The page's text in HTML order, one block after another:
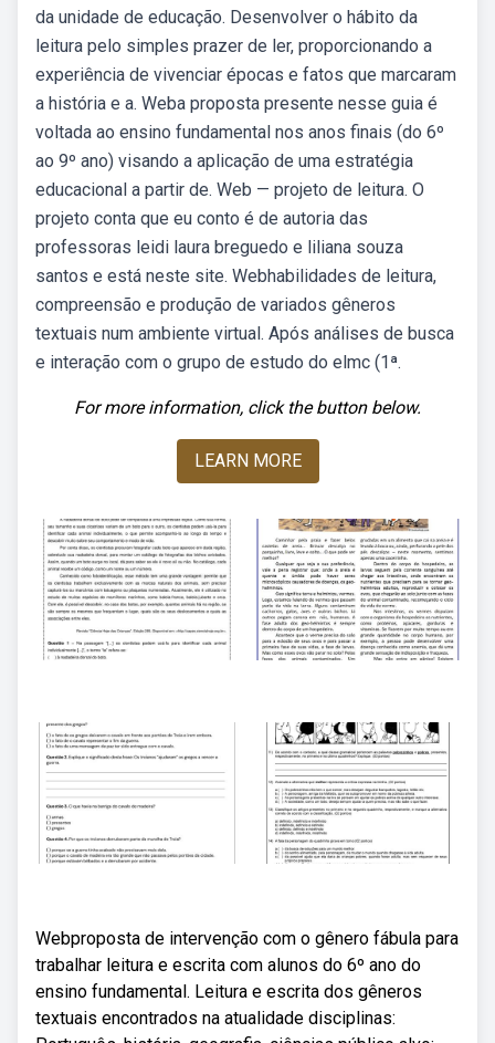
da unidade de educação. Desenvolver o hábito da
leitura pelo simples prazer de ler, proporcionando a
experiência de vivenciar épocas e fatos que marcaram
a história e a. Weba proposta presente nesse guia é
voltada ao ensino fundamental nos anos finais (do 6º
ao 9º ano) visando a aplicação de uma estratégia
educacional a partir de. Web — projeto de leitura. O
projeto conta que eu conto é de autoria das
professoras leidi laura breguedo e liliana souza
santos e está neste site. Webhabilidades de leitura,
compreensão e produção de variados gêneros
textuais num ambiente virtual. Após análises de busca
e interação com o grupo de estudo do elmc (1ª.
For more information, click the button below.
LEARN MORE
Webproposta de intervenção com o gênero fábula para
trabalhar leitura e escrita com alunos do 6º ano do
ensino fundamental. Leitura e escrita dos gêneros
textuais encontrados na atualidade disciplinas: